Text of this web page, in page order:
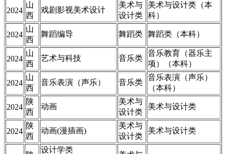
2024
山
西
戏剧影视美术设计
美术与
设计类
美术与设计类（本
科）
2024
山
西
舞蹈编导 舞蹈类 舞蹈类（本科）
2024
山
西
艺术与科技 音乐类
音乐教育（器乐主
项）（本科）
2024
山
西
音乐表演（声乐） 音乐类
音乐表演（声乐）
（本科）
2024
陕
西
动画
美术与
设计类
美术与设计类
2024
陕
西
动画(漫插画)
美术与
设计类
美术与设计类
设计学类